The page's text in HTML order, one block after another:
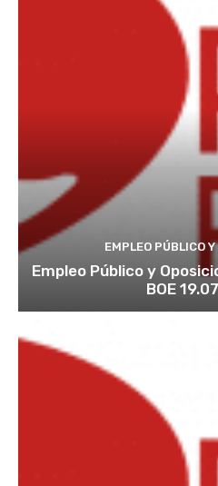
EMPLEO PÚBLICO
Empleo Público y
BOE